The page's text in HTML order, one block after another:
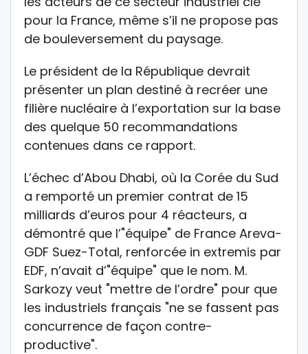
pour la France, même s’il ne propose pas
de bouleversement du paysage.
Le président de la République devrait
présenter un plan destiné à recréer une
filière nucléaire à l’exportation sur la base
des quelque 50 recommandations
contenues dans ce rapport.
L’échec d’Abou Dhabi, où la Corée du Sud
a remporté un premier contrat de 15
milliards d’euros pour 4 réacteurs, a
démontré que l’"équipe" de France Areva-
GDF Suez-Total, renforcée in extremis par
EDF, n’avait d’"équipe" que le nom. M.
Sarkozy veut "mettre de l’ordre" pour que
les industriels français "ne se fassent pas
concurrence de façon contre-
productive".